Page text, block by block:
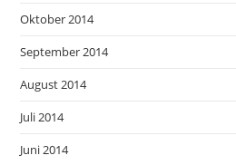
Oktober 2014
September 2014
August 2014
Juli 2014
Juni 2014